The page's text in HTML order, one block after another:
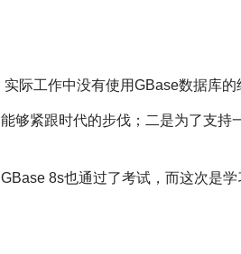
际工作中没有使用GBase数据库的
够紧跟时代的步伐；二是为了支持
8s也通过了考试，而这次是